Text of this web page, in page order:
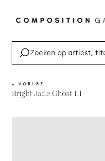
« VORIGE
Bright Jade Ghost III